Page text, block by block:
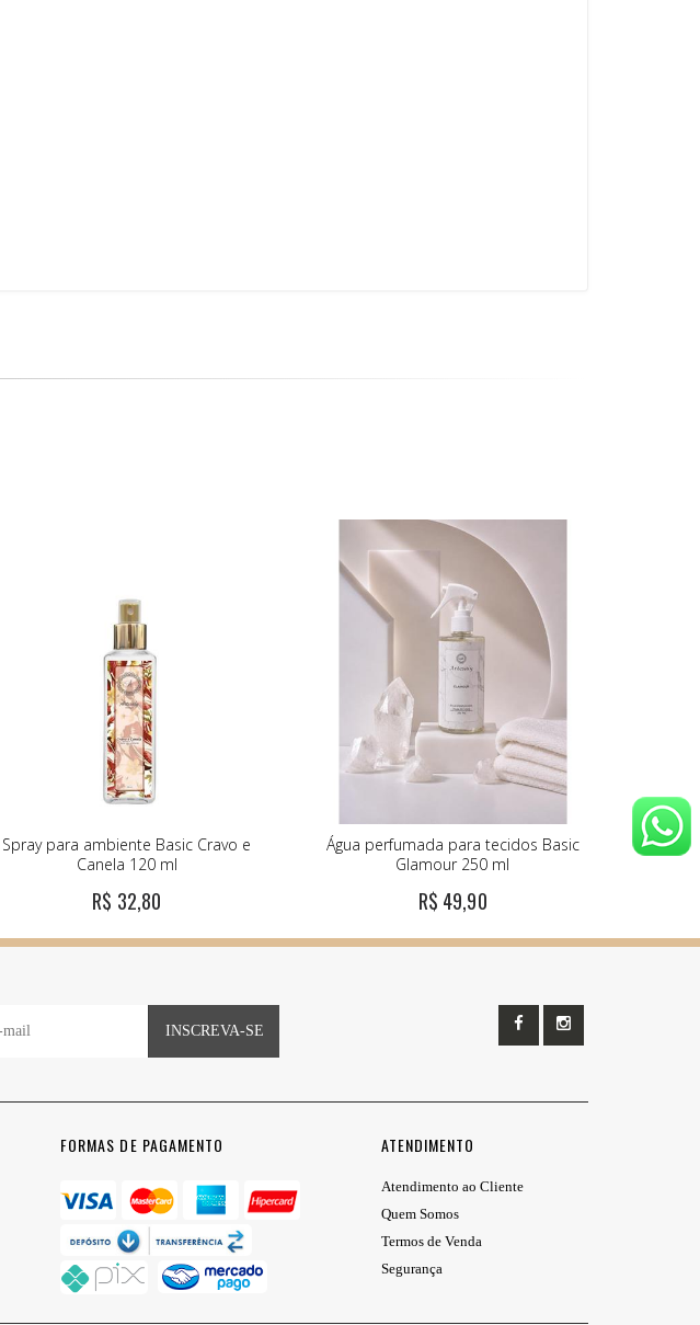
Spray para ambiente Basic Cravo e
Canela 120 ml
R$ 32,80
Água perfumada para tecidos Basic
Glamour 250 ml
R$ 49,90
INSCREVA-SE
FORMAS DE PAGAMENTO ATENDIMENTO
Atendimento ao Cliente
Quem Somos
Termos de Venda
Segurança